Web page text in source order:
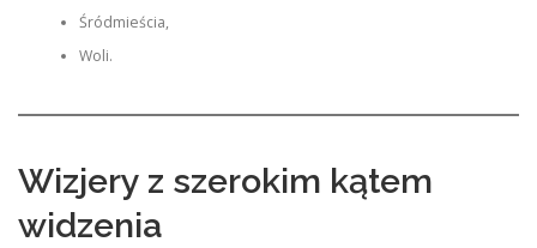
Śródmieścia,
Woli.
Wizjery z szerokim kątem
widzenia